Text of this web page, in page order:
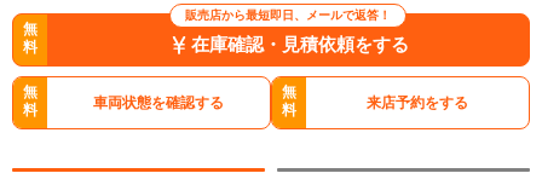
販売店から最短即日、メールで返答！
無
料
在庫確認・見積依頼をする
無
料
車両状態を確認する
無
料
来店予約をする